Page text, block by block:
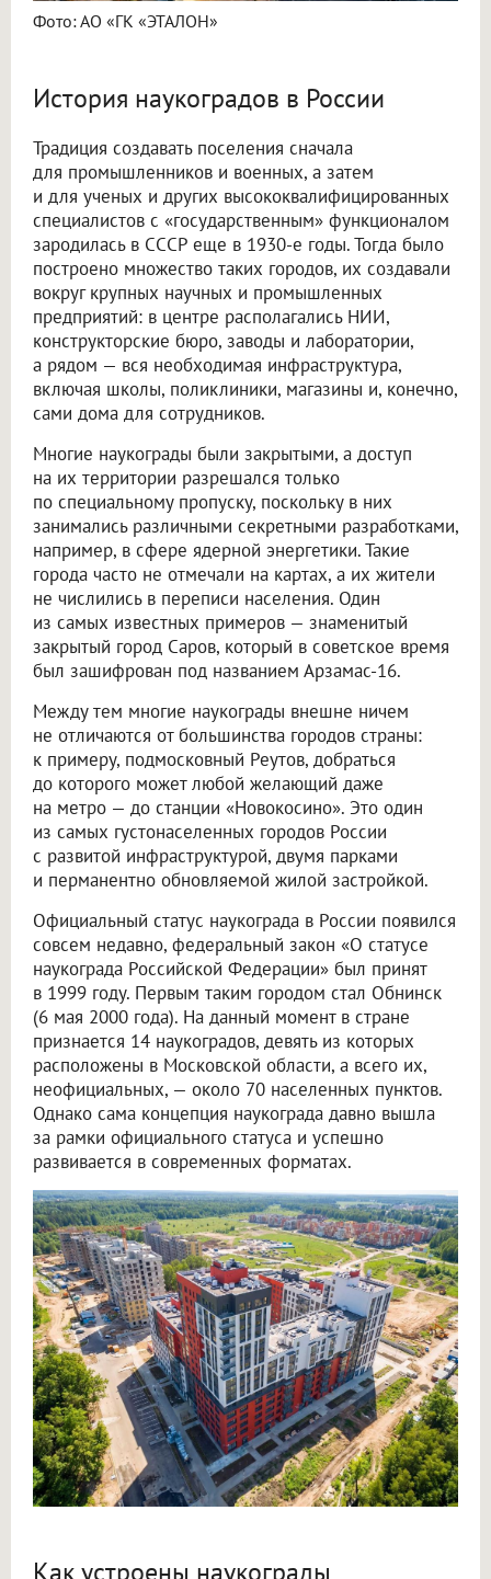
Фото: АО «ГК «ЭТАЛОН»
История наукоградов в России
Традиция создавать поселения сначала
для промышленников и военных, а затем
и для ученых и других высококвалифицированных
специалистов с «государственным» функционалом
зародилась в СССР еще в 1930-е годы. Тогда было
построено множество таких городов, их создавали
вокруг крупных научных и промышленных
предприятий: в центре располагались НИИ,
конструкторские бюро, заводы и лаборатории,
а рядом — вся необходимая инфраструктура,
включая школы, поликлиники, магазины и, конечно,
сами дома для сотрудников.
Многие наукограды были закрытыми, а доступ
на их территории разрешался только
по специальному пропуску, поскольку в них
занимались различными секретными разработками,
например, в сфере ядерной энергетики. Такие
города часто не отмечали на картах, а их жители
не числились в переписи населения. Один
из самых известных примеров — знаменитый
закрытый город Саров, который в советское время
был зашифрован под названием Арзамас-16.
Между тем многие наукограды внешне ничем
не отличаются от большинства городов страны:
к примеру, подмосковный Реутов, добраться
до которого может любой желающий даже
на метро — до станции «Новокосино». Это один
из самых густонаселенных городов России
с развитой инфраструктурой, двумя парками
и перманентно обновляемой жилой застройкой.
Официальный статус наукограда в России появился
совсем недавно, федеральный закон «О статусе
наукограда Российской Федерации» был принят
в 1999 году. Первым таким городом стал Обнинск
(6 мая 2000 года). На данный момент в стране
признается 14 наукоградов, девять из которых
расположены в Московской области, а всего их,
неофициальных, — около 70 населенных пунктов.
Однако сама концепция наукограда давно вышла
за рамки официального статуса и успешно
развивается в современных форматах.
Как устроены наукограды